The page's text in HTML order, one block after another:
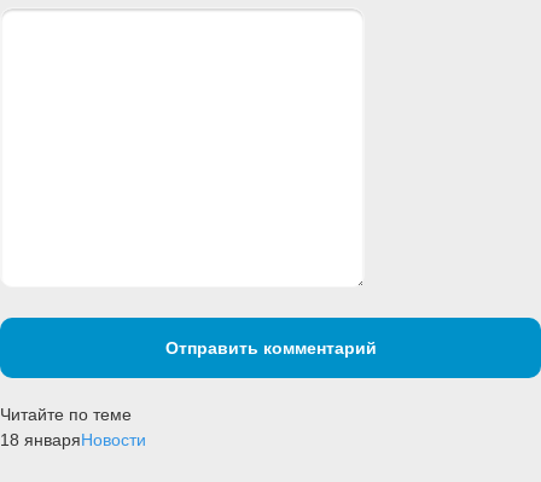
Отправить комментарий
Читайте по теме
18 январяНовости